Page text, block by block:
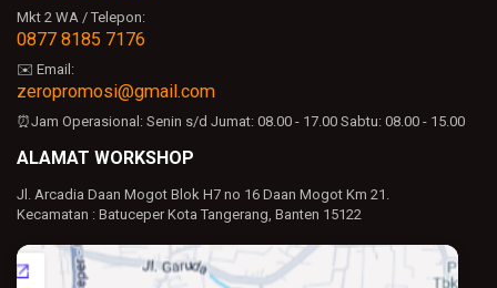
Mkt 2 WA / Telepon:
0877 8185 7176
✉️ Email:
zeropromosi@gmail.com
⏰Jam Operasional: Senin s/d Jumat: 08.00 - 17.00 Sabtu: 08.00 - 15.00
ALAMAT WORKSHOP
Jl. Arcadia Daan Mogot Blok H7 no 16 Daan Mogot Km 21.
Kecamatan : Batuceper Kota Tangerang, Banten 15122